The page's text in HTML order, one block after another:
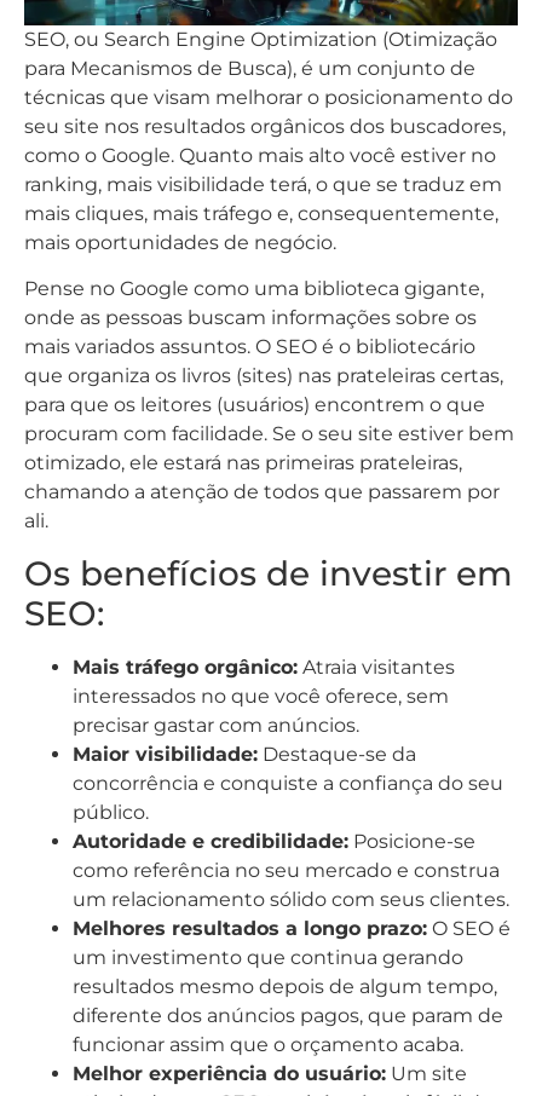
SEO, ou Search Engine Optimization (Otimização
para Mecanismos de Busca), é um conjunto de
técnicas que visam melhorar o posicionamento do
seu site nos resultados orgânicos dos buscadores,
como o Google. Quanto mais alto você estiver no
ranking, mais visibilidade terá, o que se traduz em
mais cliques, mais tráfego e, consequentemente,
mais oportunidades de negócio.
Pense no Google como uma biblioteca gigante,
onde as pessoas buscam informações sobre os
mais variados assuntos. O SEO é o bibliotecário
que organiza os livros (sites) nas prateleiras certas,
para que os leitores (usuários) encontrem o que
procuram com facilidade. Se o seu site estiver bem
otimizado, ele estará nas primeiras prateleiras,
chamando a atenção de todos que passarem por
ali.
Os benefícios de investir em
SEO:
Mais tráfego orgânico: Atraia visitantes
interessados no que você oferece, sem
precisar gastar com anúncios.
Maior visibilidade: Destaque-se da
concorrência e conquiste a confiança do seu
público.
Autoridade e credibilidade: Posicione-se
como referência no seu mercado e construa
um relacionamento sólido com seus clientes.
Melhores resultados a longo prazo: O SEO é
um investimento que continua gerando
resultados mesmo depois de algum tempo,
diferente dos anúncios pagos, que param de
funcionar assim que o orçamento acaba.
Melhor experiência do usuário: Um site